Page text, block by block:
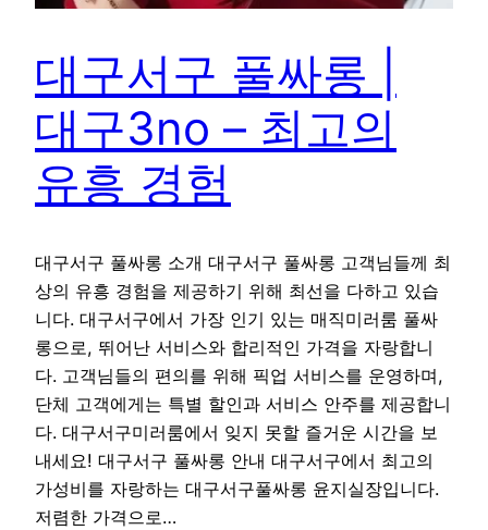
대구서구 풀싸롱 |
대구3no – 최고의
유흥 경험
대구서구 풀싸롱 소개 대구서구 풀싸롱 고객님들께 최
상의 유흥 경험을 제공하기 위해 최선을 다하고 있습
니다. 대구서구에서 가장 인기 있는 매직미러룸 풀싸
롱으로, 뛰어난 서비스와 합리적인 가격을 자랑합니
다. 고객님들의 편의를 위해 픽업 서비스를 운영하며,
단체 고객에게는 특별 할인과 서비스 안주를 제공합니
다. 대구서구미러룸에서 잊지 못할 즐거운 시간을 보
내세요! 대구서구 풀싸롱 안내 대구서구에서 최고의
가성비를 자랑하는 대구서구풀싸롱 윤지실장입니다.
저렴한 가격으로…